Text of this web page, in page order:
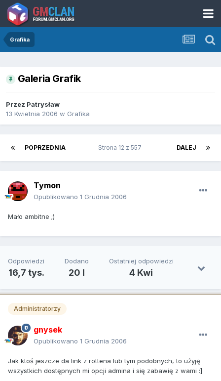
Grafika
Galeria Grafik
Przez Patrysław
13 Kwietnia 2006 w Grafika
POPRZEDNIA DALEJ
Strona 12 z 557
Tymon
Opublikowano 1 Grudnia 2006
Mało ambitne ;)
Odpowiedzi
16,7 tys.
Dodano
20 l
Ostatniej odpowiedzi
4 Kwi
Administratorzy
gnysek
Opublikowano 1 Grudnia 2006
Jak ktoś jeszcze da link z rottena lub tym podobnych, to użyję
wszystkich dostępnych mi opcji admina i się zabawię z wami :]